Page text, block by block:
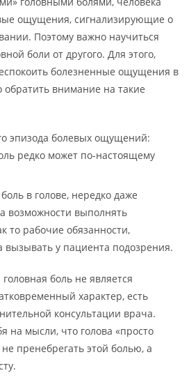
ощущения, сигнализирующие о
Поэтому важно научиться
боли от другого. Для этого,
болезненные ощущения в
обратить внимание на такие
эпизода болевых ощущений:
редко может по-настоящему
в голове, нередко даже
возможности выполнять
то рабочие обязанности,
у пациента подозрения.
боль не является
характер, есть
консультации врача.
на мысли, что голова «просто
пренебрегать этой болью, а